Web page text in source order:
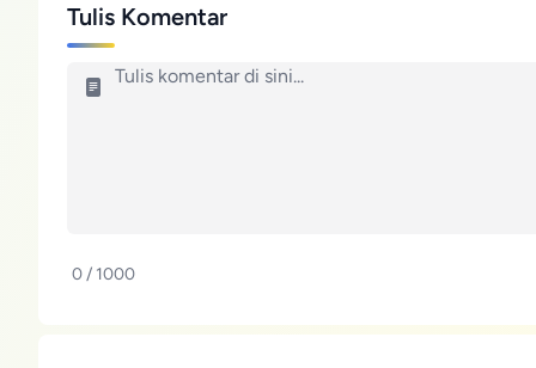
Tulis Komentar
0 / 1000